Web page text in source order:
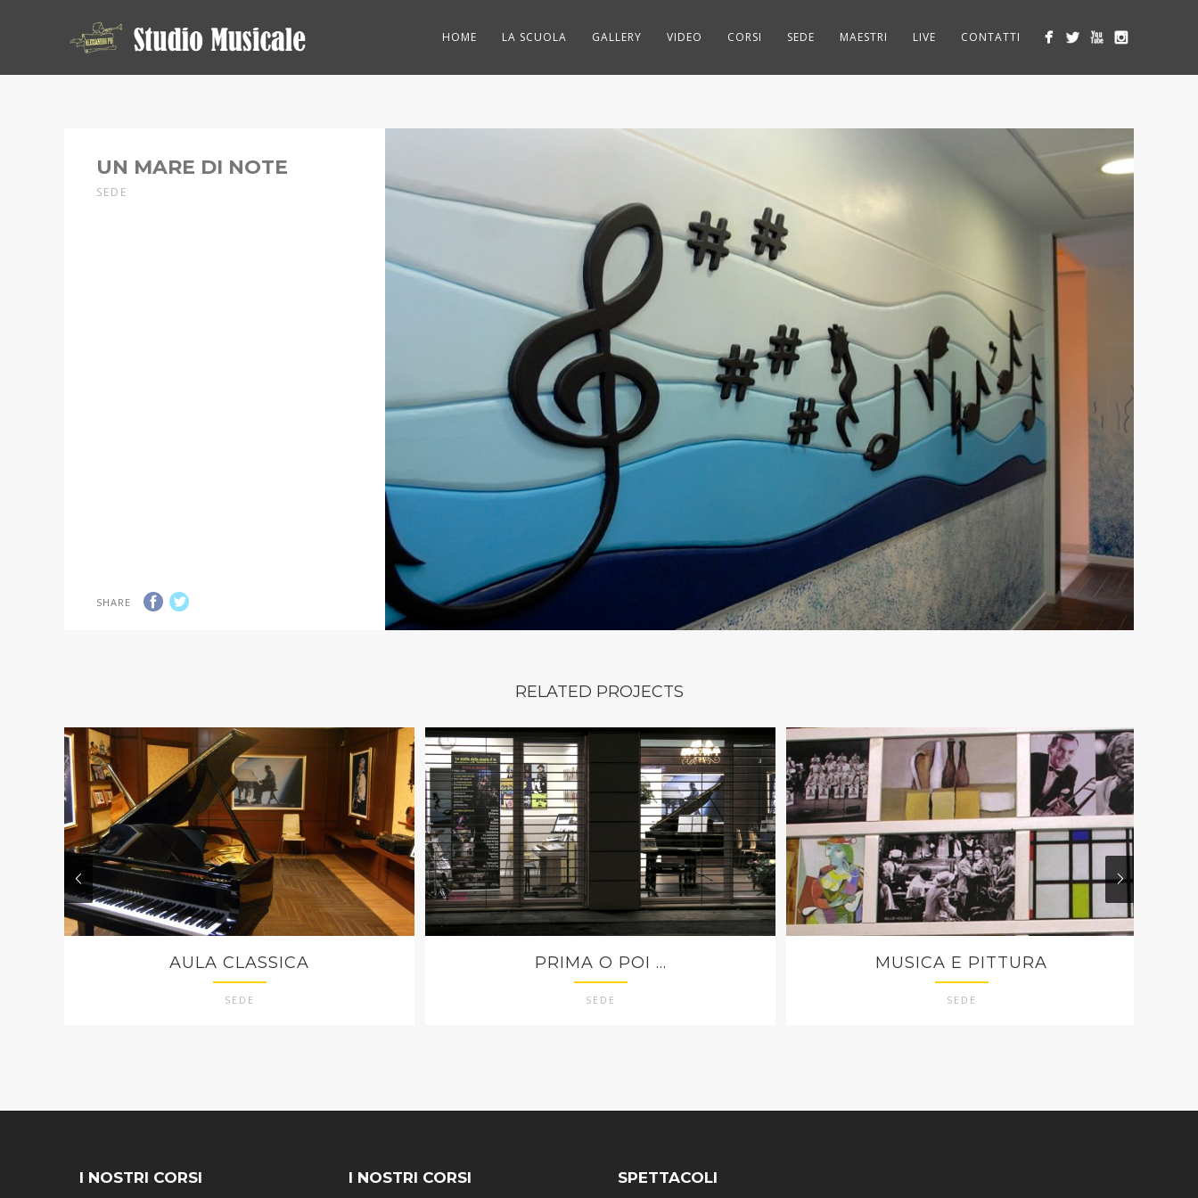
HOME LA SCUOLA GALLERY VIDEO CORSI SEDE MAESTRI LIVE CONTATTI
UN MARE DI NOTE
SEDE
SHARE
RELATED PROJECTS
AULA CLASSICA
SEDE
PRIMA O POI ...
SEDE
MUSICA E PITTURA
SEDE
I NOSTRI CORSI I NOSTRI CORSI SPETTACOLI